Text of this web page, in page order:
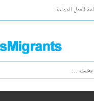
العمل الدولية